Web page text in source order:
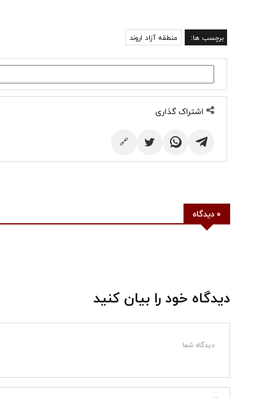
برچسب ها: منطقه آزاد اروند
اشتراک گذاری
🔗
0 دیدگاه
دیدگاه خود را بیان کنید